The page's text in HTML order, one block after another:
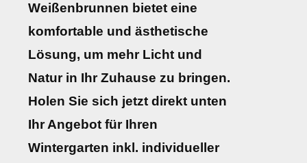
Weißenbrunnen bietet eine
komfortable und ästhetische
Lösung, um mehr Licht und
Natur in Ihr Zuhause zu bringen.
Holen Sie sich jetzt direkt unten
Ihr Angebot für Ihren
Wintergarten inkl. individueller